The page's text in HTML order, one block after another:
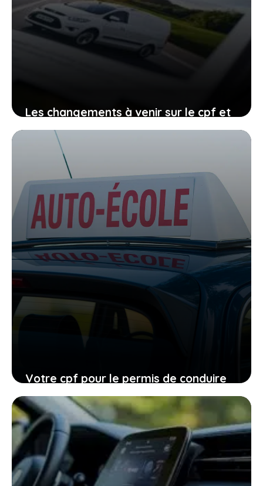
Les changements à venir sur le cpf et
le permis de conduire, comment vous
organiser avant qu’il ne soit trop tard
27 janvier 2026
Votre cpf pour le permis de conduire
expire en 2026, ne laissez pas filer
cette ultime chance
27 janvier 2026